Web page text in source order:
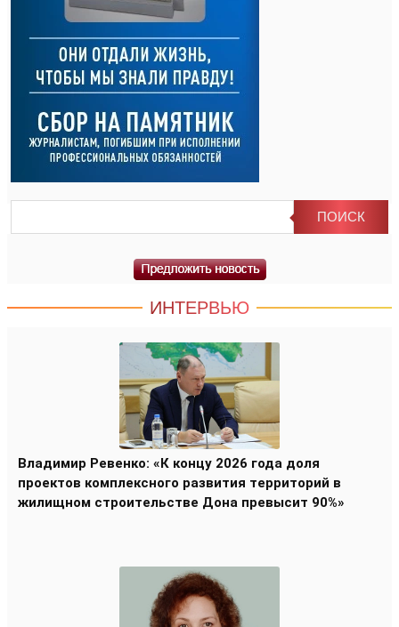
ИНТЕРВЬЮ
Владимир Ревенко: «К концу 2026 года доля
проектов комплексного развития территорий в
жилищном строительстве Дона превысит 90%»